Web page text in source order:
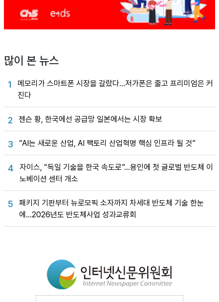
많이 본 뉴스
1
메모리가 스마트폰 시장을 갈랐다…저가폰은 줄고 프리미엄은 커
진다
2 젠슨 황, 한국에선 공급망 일본에서는 시장 확보
3 “AI는 새로운 산업, AI 팩토리 산업혁명 핵심 인프라 될 것”
4
자이스, “독일 기술을 한국 속도로”…용인에 첫 글로벌 반도체 이
노베이션 센터 개소
5
패키지 기판부터 뉴로모픽 소자까지 차세대 반도체 기술 한눈
에…2026년도 반도체사업 성과교류회